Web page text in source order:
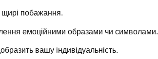
побажання.
емоційними образами чи символами.
вашу індивідуальність.